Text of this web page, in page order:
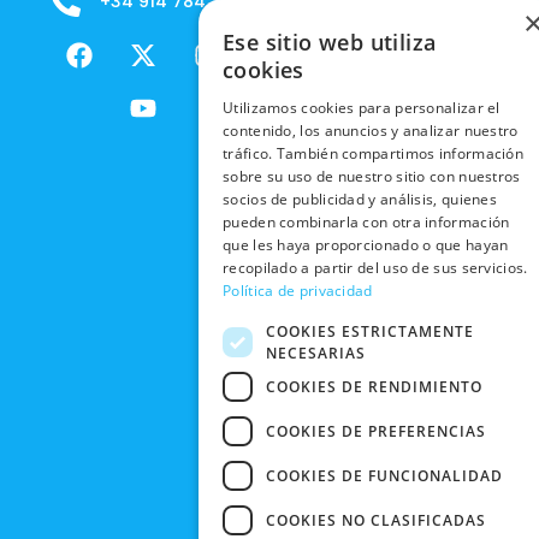
F
a
X
-
t
w
m
Y
o
u
t
NUESTOS
PRODUCTOS
SOCIAL
TRABAJA
CON
NOSOTROS
NUESTRAS
TIENDAS
FRIDAY
CONTACTO
NACIONALES
INTERNACIONALES
RECOGIDA
EN TIENDA
DEVOLUCIONES
Y CAMBIOS
CANCELAR
POLÍTICAS
PRIVACIDAD
EN RRSS
POLÍTICA DE
PRIVACIDAD
CONDICIONES
DE COMPRA
Ese sitio web utiliza
cookies
Utilizamos cookies para personalizar el
contenido, los anuncios y analizar nuestro
tráfico. También compartimos información
sobre su uso de nuestro sitio con nuestros
socios de publicidad y análisis, quienes
pueden combinarla con otra información
que les haya proporcionado o que hayan
recopilado a partir del uso de sus servicios.
Política de privacidad
COOKIES ESTRICTAMENTE
NECESARIAS
COOKIES DE RENDIMIENTO
COOKIES DE PREFERENCIAS
COOKIES DE FUNCIONALIDAD
COOKIES NO CLASIFICADAS